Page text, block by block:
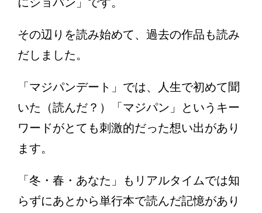
その辺りを読み始めて、過去の作品も読み
だしました。
「マジパンデート」では、人生で初めて聞
いた（読んだ？）「マジパン」というキー
ワードがとても刺激的だった想い出があり
ます。
「冬・春・あなた」もリアルタイムでは知
らずにあとから単行本で読んだ記憶があり